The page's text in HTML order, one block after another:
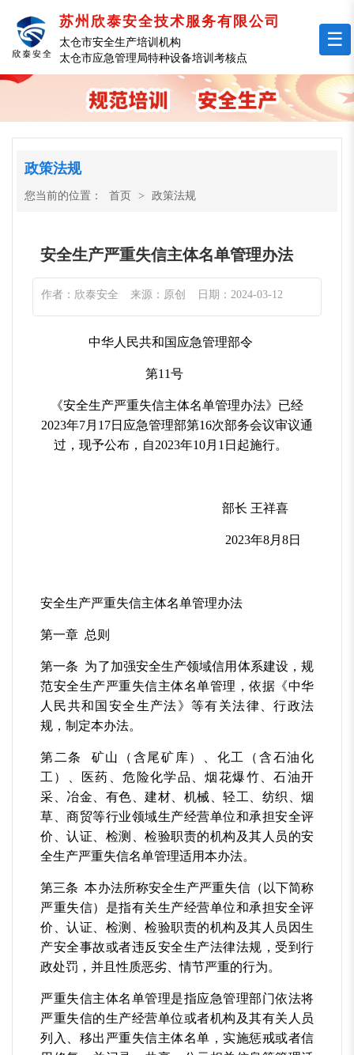
☰
苏州欣泰安全技术服务有限公司
太仓市安全生产培训机构
太仓市应急管理局特种设备培训考核点
政策法规
您当前的位置： 首页 > 政策法规
安全生产严重失信主体名单管理办法
作者：欣泰安全 来源：原创 日期：2024-03-12
中华人民共和国应急管理部令
第11号
《安全生产严重失信主体名单管理办法》已经
2023年7月17日应急管理部第16次部务会议审议通
过，现予公布，自2023年10月1日起施行。
部长 王祥喜
2023年8月8日
安全生产严重失信主体名单管理办法
第一章 总则
第一条 为了加强安全生产领域信用体系建设，规
范安全生产严重失信主体名单管理，依据《中华
人民共和国安全生产法》等有关法律、行政法
规，制定本办法。
第二条 矿山（含尾矿库）、化工（含石油化
工）、医药、危险化学品、烟花爆竹、石油开
采、冶金、有色、建材、机械、轻工、纺织、烟
草、商贸等行业领域生产经营单位和承担安全评
价、认证、检测、检验职责的机构及其人员的安
全生产严重失信名单管理适用本办法。
第三条 本办法所称安全生产严重失信（以下简称
严重失信）是指有关生产经营单位和承担安全评
价、认证、检测、检验职责的机构及其人员因生
产安全事故或者违反安全生产法律法规，受到行
政处罚，并且性质恶劣、情节严重的行为。
严重失信主体名单管理是指应急管理部门依法将
严重失信的生产经营单位或者机构及其有关人员
列入、移出严重失信主体名单，实施惩戒或者信